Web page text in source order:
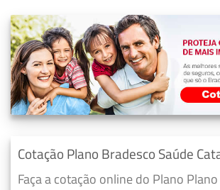
Cotação Plano Bradesco Saúde
Faça a cotação online do Plano